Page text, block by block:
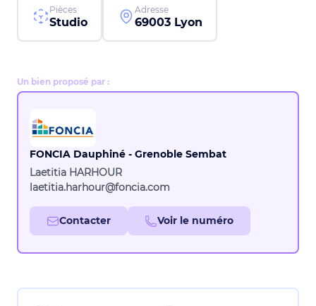
Pièces
Studio
Adresse
69003 Lyon
Un bien proposé par :
FONCIA Dauphiné - Grenoble Sembat
Laetitia HARHOUR
laetitia.harhour@foncia.com
Contacter Voir le numéro